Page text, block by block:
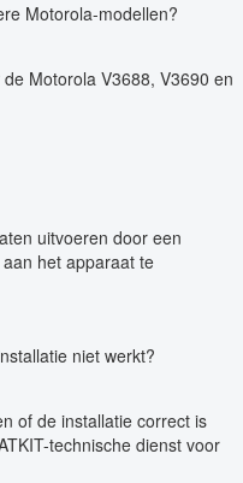
Motorola-modellen?
Motorola V3688, V3690 en
uitvoeren door een
het apparaat te
niet werkt?
of de installatie correct is
technische dienst voor